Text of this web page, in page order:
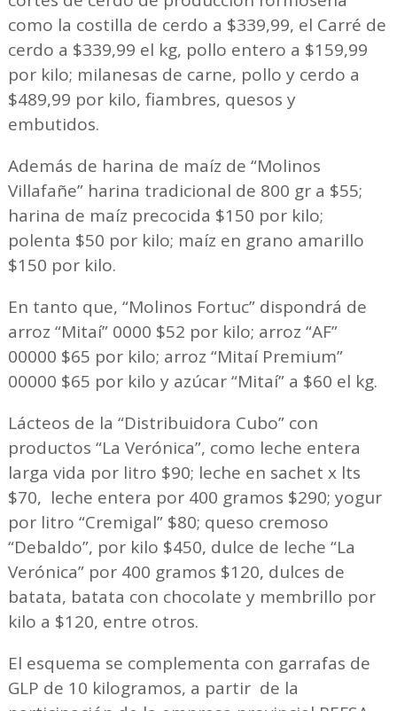
como la costilla de cerdo a $339,99, el Carré de
cerdo a $339,99 el kg, pollo entero a $159,99
por kilo; milanesas de carne, pollo y cerdo a
$489,99 por kilo, fiambres, quesos y
embutidos.
Además de harina de maíz de “Molinos
Villafañe” harina tradicional de 800 gr a $55;
harina de maíz precocida $150 por kilo;
polenta $50 por kilo; maíz en grano amarillo
$150 por kilo.
En tanto que, “Molinos Fortuc” dispondrá de
arroz “Mitaí” 0000 $52 por kilo; arroz “AF”
00000 $65 por kilo; arroz “Mitaí Premium”
00000 $65 por kilo y azúcar “Mitaí” a $60 el kg.
Lácteos de la “Distribuidora Cubo” con
productos “La Verónica”, como leche entera
larga vida por litro $90; leche en sachet x lts
$70, leche entera por 400 gramos $290; yogur
por litro “Cremigal” $80; queso cremoso
“Debaldo”, por kilo $450, dulce de leche “La
Verónica” por 400 gramos $120, dulces de
batata, batata con chocolate y membrillo por
kilo a $120, entre otros.
El esquema se complementa con garrafas de
GLP de 10 kilogramos, a partir de la